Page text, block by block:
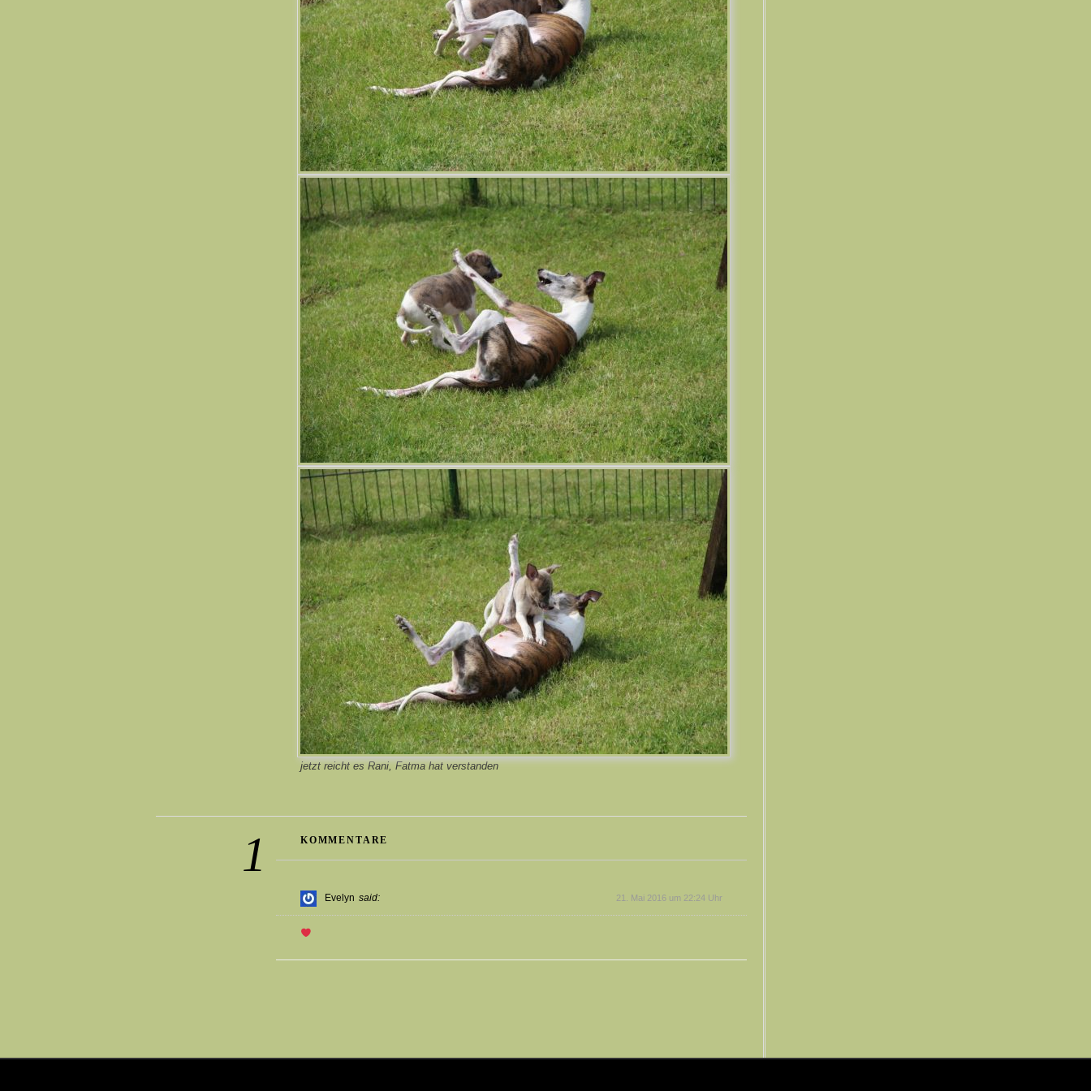
jetzt reicht es Rani, Fatma hat verstanden
1 KOMMENTARE
Evelyn said: 21. Mai 2016 um 22:24 Uhr